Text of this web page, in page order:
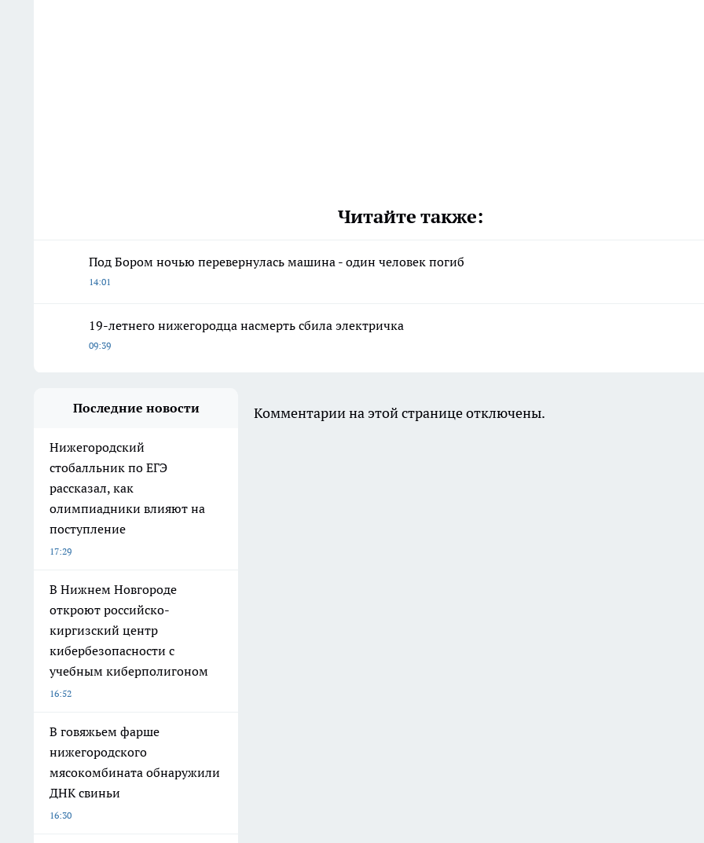
Читайте также:
Под Бором ночью перевернулась машина - один человек погиб
14:01
19-летнего нижегородца насмерть сбила электричка
09:39
Последние новости
Нижегородский
стобалльник по ЕГЭ
рассказал, как
олимпиадники влияют на
поступление
17:29
В Нижнем Новгороде
откроют российско-
киргизский центр
кибербезопасности с
учебным киберполигоном
16:52
В говяжьем фарше
нижегородского
мясокомбината обнаружили
ДНК свиньи
16:30
Комментарии на этой странице отключены.